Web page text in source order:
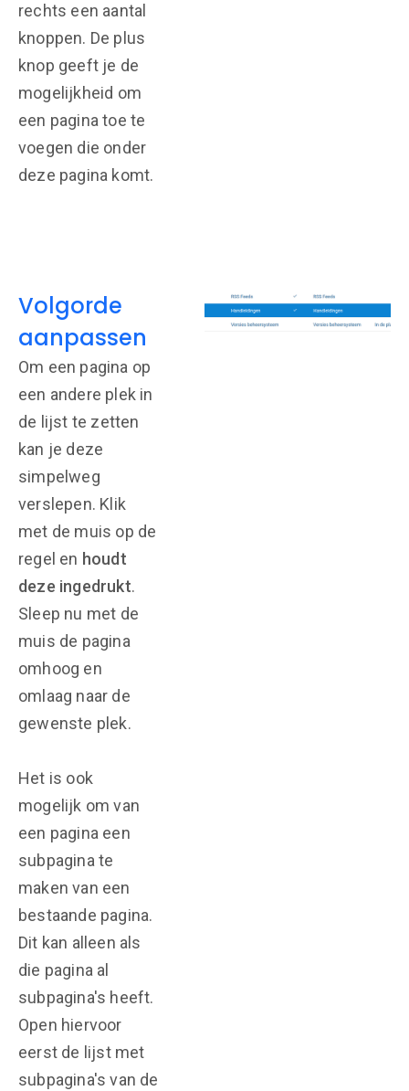
rechts een aantal
knoppen. De plus
knop geeft je de
mogelijkheid om
een pagina toe te
voegen die onder
deze pagina komt.
Volgorde
aanpassen
Om een pagina op
een andere plek in
de lijst te zetten
kan je deze
simpelweg
verslepen. Klik
met de muis op de
regel en houdt
deze ingedrukt.
Sleep nu met de
muis de pagina
omhoog en
omlaag naar de
gewenste plek.
Het is ook
mogelijk om van
een pagina een
subpagina te
maken van een
bestaande pagina.
Dit kan alleen als
die pagina al
subpagina's heeft.
Open hiervoor
eerst de lijst met
subpagina's van de